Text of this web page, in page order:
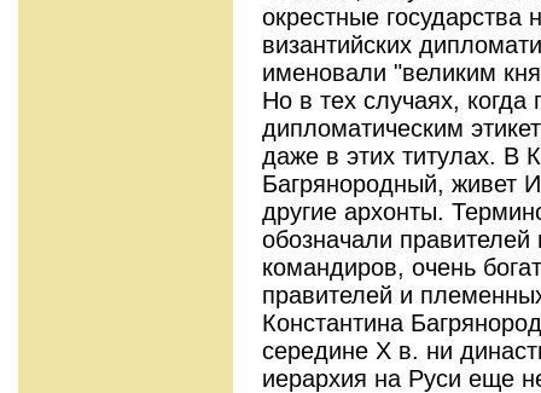
окрестные государства
византийских
именовали "великим
Но в тех случаях,
дипломатическим
даже в этих титулах. В
Багрянородный, живет
другие архонты.
обозначали
командиров, очень
правителей и
Константина
середине X в. ни
иерархия на Руси еще